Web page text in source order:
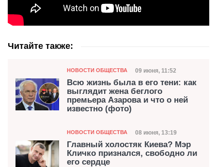
Читайте также:
Категория
НОВОСТИ ОБЩЕСТВА Дата публикации
09 июня, 11:52
Всю жизнь была в его тени: как
выглядит жена беглого
премьера Азарова и что о ней
известно (фото)
Категория
НОВОСТИ ОБЩЕСТВА Дата публикации
08 июня, 13:19
Главный холостяк Киева? Мэр
Кличко признался, свободно ли
его сердце